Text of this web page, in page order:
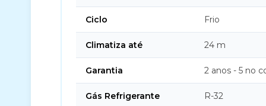
Ciclo Frio
Climatiza até 24 m
Garantia 2 anos - 5 no
Gás Refrigerante R-32